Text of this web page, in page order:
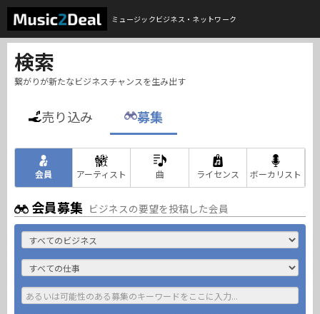
ミュージックビジネス・ネットワーク
検索
繋がりが新たなビジネスチャンスを生み出す
売り込み 募集
会員 アーティスト 曲 ライセンス ボーカリスト
会員募集 ビジネスの要望を投稿した会員